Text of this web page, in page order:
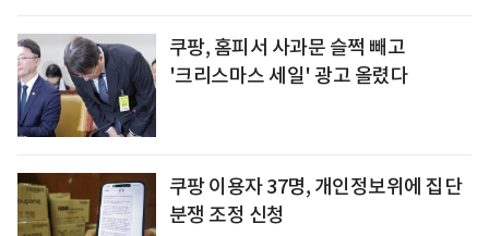
쿠팡, 홈피서 사과문 슬쩍 빼고
'크리스마스 세일' 광고 올렸다
쿠팡 이용자 37명, 개인정보위에 집단
분쟁 조정 신청